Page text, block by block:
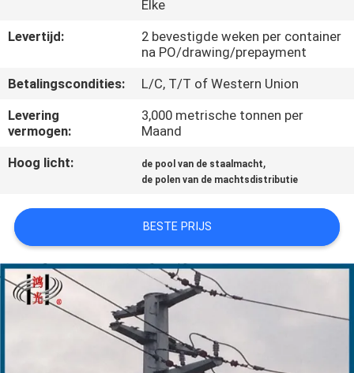
CONTACTEER
NIEUWS
VERZOEK
CITAAT
SITEMAP
PRIVACYBELEID
Elke
Levertijd:
2 bevestigde weken per container
na PO/drawing/prepayment
Betalingscondities:
L/C, T/T of Western Union
Levering
vermogen:
3,000 metrische tonnen per
Maand
Hoog licht:
de pool van de staalmacht,
de polen van de machtsdistributie
BESTE PRIJS